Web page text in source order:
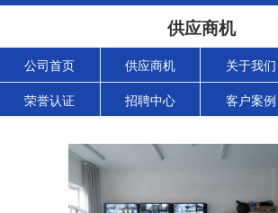
供应商机
公司首页 供应商机 关于我们
荣誉认证 招聘中心 客户案例